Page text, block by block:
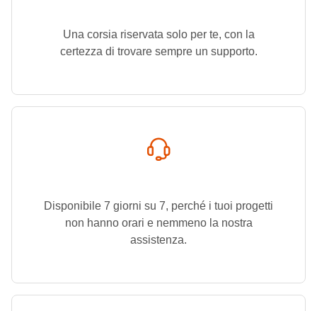
Una corsia riservata solo per te, con la
certezza di trovare sempre un supporto.
Disponibile 7 giorni su 7, perché i tuoi progetti
non hanno orari e nemmeno la nostra
assistenza.